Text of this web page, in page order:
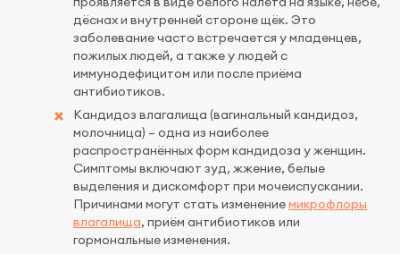
дёснах и внутренней стороне щёк. Это
заболевание часто встречается у младенцев,
пожилых людей, а также у людей с
иммунодефицитом или после приёма
антибиотиков.
Кандидоз влагалища (вагинальный кандидоз,
молочница) – одна из наиболее
распространённых форм кандидоза у женщин.
Симптомы включают зуд, жжение, белые
выделения и дискомфорт при мочеиспускании.
Причинами могут стать изменениемикрофлоры
влагалища, приём антибиотиков или
гормональные изменения.